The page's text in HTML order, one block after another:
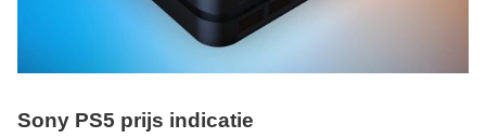
Sony PS5 prijs indicatie